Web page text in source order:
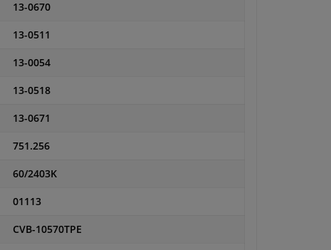
13-0670
13-0511
13-0054
13-0518
13-0671
751.256
60/2403K
01113
CVB-10570TPE